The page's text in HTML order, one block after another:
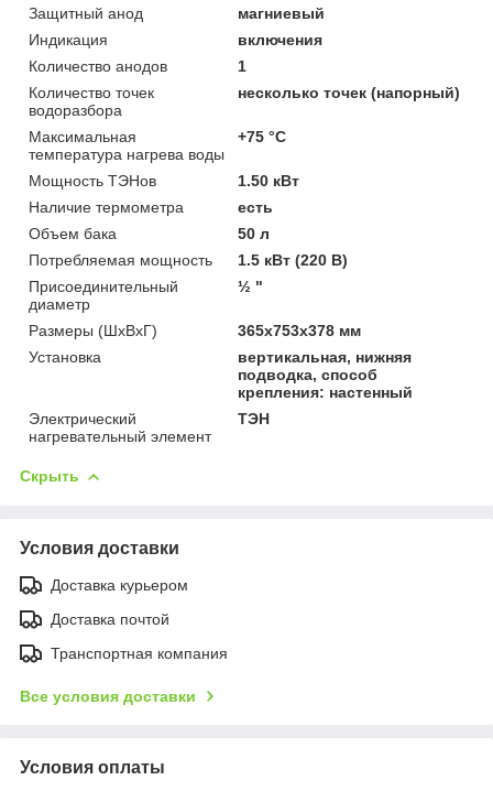
Защитный анод
магниевый
Индикация
включения
Количество анодов
1
Количество точек
водоразбора
несколько точек (напорный)
Максимальная
температура нагрева воды
+75 °С
Мощность ТЭНов
1.50 кВт
Наличие термометра
есть
Объем бака
50 л
Потребляемая мощность
1.5 кВт (220 В)
Присоединительный
диаметр
½ "
Размеры (ШхВхГ)
365x753x378 мм
Установка
вертикальная, нижняя
подводка, способ
крепления: настенный
Электрический
нагревательный элемент
ТЭН
Скрыть
Условия доставки
Доставка курьером
Доставка почтой
Транспортная компания
Все условия доставки
Условия оплаты